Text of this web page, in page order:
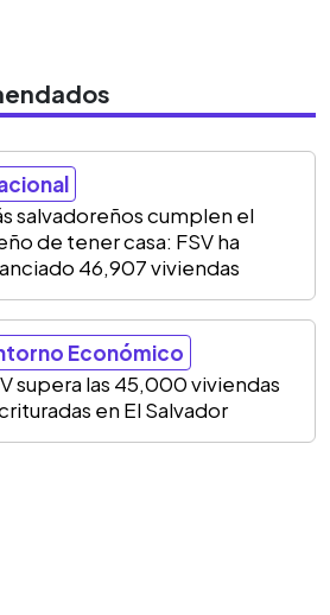
salvadoreños cumplen el
de tener casa: FSV ha
46,907 viviendas
Económico
supera las 45,000 viviendas
en El Salvador